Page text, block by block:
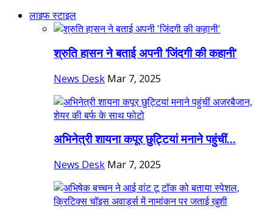
लाइफ स्टाइल
श्रुति हासन ने बताई अपनी 'जिंदगी की कहानी'
News Desk Mar 7, 2025
अभिनेत्री शायना कपूर छुट्टियां मनाने पहुंचीं...
News Desk Mar 7, 2025